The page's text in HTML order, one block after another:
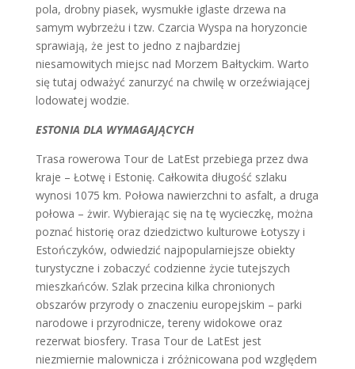
pola, drobny piasek, wysmukłe iglaste drzewa na
samym wybrzeżu i tzw. Czarcia Wyspa na horyzoncie
sprawiają, że jest to jedno z najbardziej
niesamowitych miejsc nad Morzem Bałtyckim. Warto
się tutaj odważyć zanurzyć na chwilę w orzeźwiającej
lodowatej wodzie.
ESTONIA DLA WYMAGAJĄCYCH
Trasa rowerowa Tour de LatEst przebiega przez dwa
kraje – Łotwę i Estonię. Całkowita długość szlaku
wynosi 1075 km. Połowa nawierzchni to asfalt, a druga
połowa – żwir. Wybierając się na tę wycieczkę, można
poznać historię oraz dziedzictwo kulturowe Łotyszy i
Estończyków, odwiedzić najpopularniejsze obiekty
turystyczne i zobaczyć codzienne życie tutejszych
mieszkańców. Szlak przecina kilka chronionych
obszarów przyrody o znaczeniu europejskim – parki
narodowe i przyrodnicze, tereny widokowe oraz
rezerwat biosfery. Trasa Tour de LatEst jest
niezmiernie malownicza i zróżnicowana pod względem